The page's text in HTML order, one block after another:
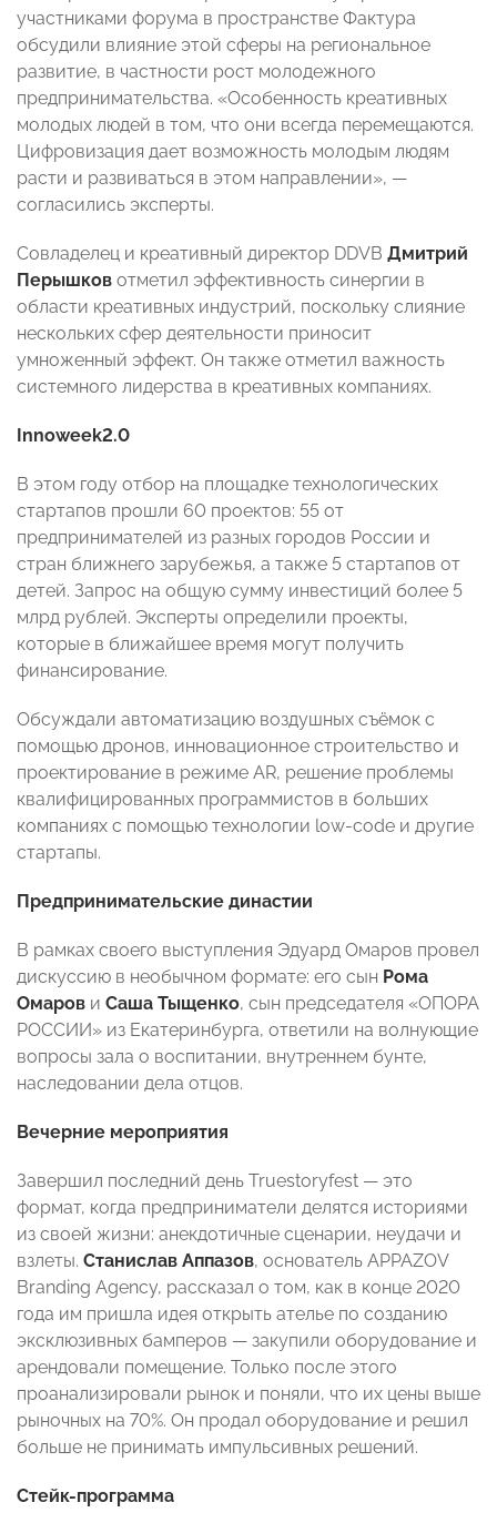
участниками форума в пространстве Фактура
обсудили влияние этой сферы на региональное
развитие, в частности рост молодежного
предпринимательства. «Особенность креативных
молодых людей в том, что они всегда перемещаются.
Цифровизация дает возможность молодым людям
расти и развиваться в этом направлении», —
согласились эксперты.
Совладелец и креативный директор DDVB Дмитрий
Перышков отметил эффективность синергии в
области креативных индустрий, поскольку слияние
нескольких сфер деятельности приносит
умноженный эффект. Он также отметил важность
системного лидерства в креативных компаниях.
Innoweek2.0
В этом году отбор на площадке технологических
стартапов прошли 60 проектов: 55 от
предпринимателей из разных городов России и
стран ближнего зарубежья, а также 5 стартапов от
детей. Запрос на общую сумму инвестиций более 5
млрд рублей. Эксперты определили проекты,
которые в ближайшее время могут получить
финансирование.
Обсуждали автоматизацию воздушных съёмок с
помощью дронов, инновационное строительство и
проектирование в режиме AR, решение проблемы
квалифицированных программистов в больших
компаниях с помощью технологии low-code и другие
стартапы.
Предпринимательские династии
В рамках своего выступления Эдуард Омаров провел
дискуссию в необычном формате: его сын Рома
Омаров и Саша Тыщенко, сын председателя «ОПОРА
РОССИИ» из Екатеринбурга, ответили на волнующие
вопросы зала о воспитании, внутреннем бунте,
наследовании дела отцов.
Вечерние мероприятия
Завершил последний день Truestoryfest — это
формат, когда предприниматели делятся историями
из своей жизни: анекдотичные сценарии, неудачи и
взлеты. Станислав Аппазов, основатель APPAZOV
Branding Agency, рассказал о том, как в конце 2020
года им пришла идея открыть ателье по созданию
эксклюзивных бамперов — закупили оборудование и
арендовали помещение. Только после этого
проанализировали рынок и поняли, что их цены выше
рыночных на 70%. Он продал оборудование и решил
больше не принимать импульсивных решений.
Стейк-программа